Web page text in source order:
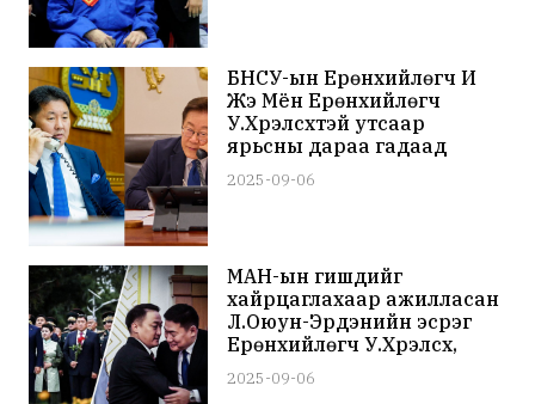
БНСУ-ын Ерөнхийлөгч И
Жэ Мён Ерөнхийлөгч
У.Хүрэлсүхтэй утсаар
ярьсны дараа гадаад
ажилчдад тохиолддог
шударга бус зүйл,
2025-09-06
МАН-ын гишүүдийг
хайрцаглахаар ажилласан
Л.Оюун-Эрдэнийн эсрэг
Ерөнхийлөгч У.Хүрэлсүх,
Сү.Батболд, М.Энхболд нар
уулзаж, Их, Бага хурлын үр
2025-09-06